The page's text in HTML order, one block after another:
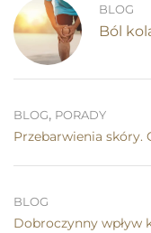
BLOG
Ból
BLOG, PORADY
Przebarwienia skóry.
BLOG
Dobroczynny wpływ